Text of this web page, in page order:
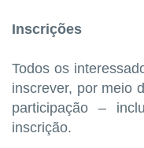
Inscrições
Todos os
inscrever, por meio
participação –
inscrição.